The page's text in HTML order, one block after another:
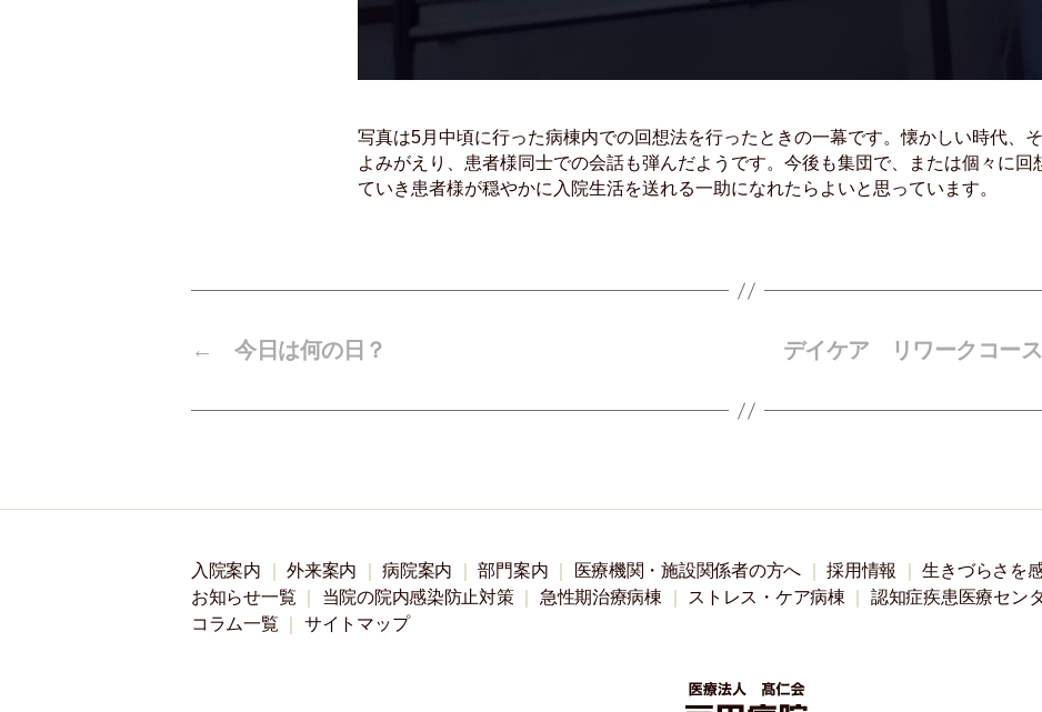
写真は5月中頃に行った病棟内での回想法を行ったときの一幕です。懐かしい時代、
よみがえり、患者様同士での会話も弾んだようです。今後も集団で、または個々に回
ていき患者様が穏やかに入院生活を送れる一助になれたらよいと思っています。
← 今日は何の日？ デイケア リワークコー
入院案内 外来案内 病院案内 部門案内 医療機関・施設関係者の方へ 採用情報 生きづらさを
お知らせ一覧
当院の院内感染防止対策 急性期治療病棟 ストレス・ケア病棟 認知症疾患医療セン
コラム一覧
サイトマップ